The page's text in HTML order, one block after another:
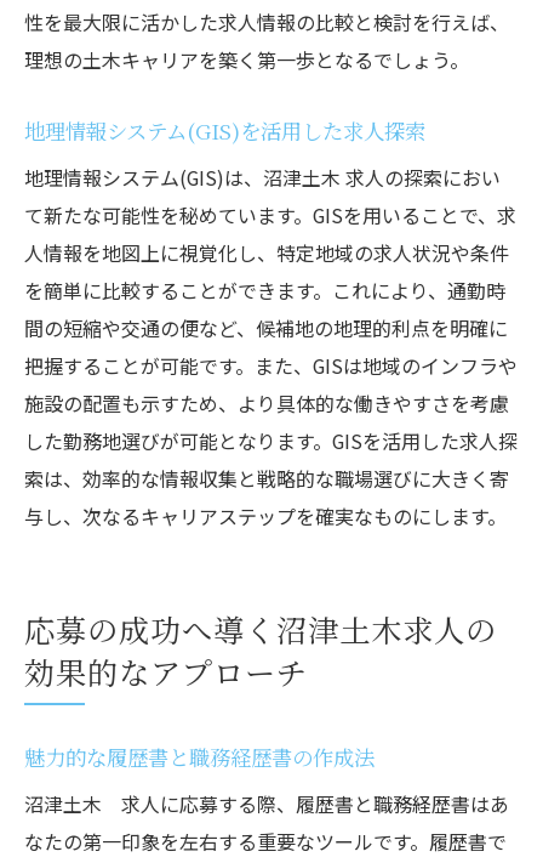
性を最大限に活かした求人情報の比較と検討を行えば、
理想の土木キャリアを築く第一歩となるでしょう。
地理情報システム(GIS)を活用した求人探索
地理情報システム(GIS)は、沼津土木 求人の探索におい
て新たな可能性を秘めています。GISを用いることで、求
人情報を地図上に視覚化し、特定地域の求人状況や条件
を簡単に比較することができます。これにより、通勤時
間の短縮や交通の便など、候補地の地理的利点を明確に
把握することが可能です。また、GISは地域のインフラや
施設の配置も示すため、より具体的な働きやすさを考慮
した勤務地選びが可能となります。GISを活用した求人探
索は、効率的な情報収集と戦略的な職場選びに大きく寄
与し、次なるキャリアステップを確実なものにします。
応募の成功へ導く沼津土木求人の
効果的なアプローチ
魅力的な履歴書と職務経歴書の作成法
沼津土木 求人に応募する際、履歴書と職務経歴書はあ
なたの第一印象を左右する重要なツールです。履歴書で